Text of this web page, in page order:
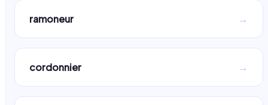
ramoneur →
cordonnier →